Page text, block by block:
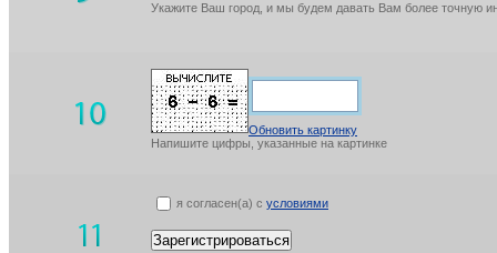
Укажите Ваш город, и мы будем давать Вам более точную
Обновить картинку
Напишите цифры, указанные на картинке
я согласен(а) с условиями
Зарегистрироваться